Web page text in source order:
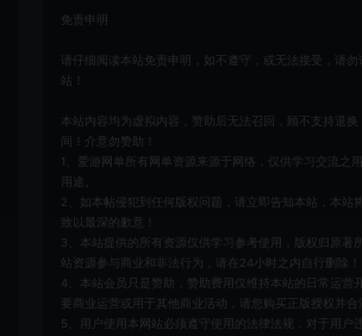
免责申明
请仔细阅读本站免责申明，如不遵守，或无法接受，请勿
站！
本站内容均为虚拟内容，赞助后无法召回，顾不支持退换
间！介意勿赞助！
1、爱游网单所有网单资源来源于网络，仅供学习交流之
用途。
2、如本帖侵犯到任何版权问题，请立即告知本站，本站
致以最深的歉意！
3、本站提供的所有资源仅供学习参考使用，版权归原著
站资源参与商业和非法行为，请在24小时之内自行删除！
4、本站会员只是赞助，赞助费用仅维持本站的日常运营
要商业运营或用于其他商业活动，请您购买正版授权并合
5、用户使用本网站必须遵守使用的法律法规，对于用户